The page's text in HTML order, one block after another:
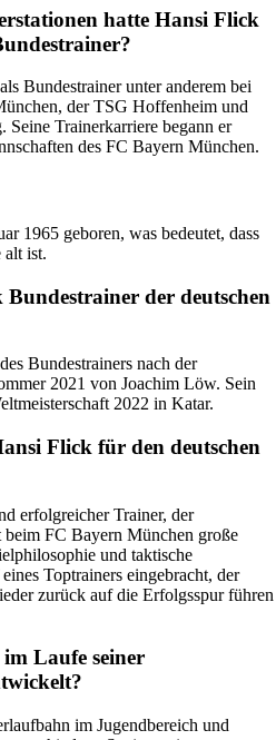
hatte Hansi Flick
Bundestrainer unter anderem bei
der TSG Hoffenheim und
Trainerkarriere begann er
des FC Bayern München.
1965 geboren, was bedeutet, dass
alt ist.
der deutschen
Bundestrainers nach der
2021 von Joachim Löw. Sein
2022 in Katar.
Flick für den deutschen
erfolgreicher Trainer, der
beim FC Bayern München große
und taktische
Toptrainers eingebracht, der
zurück auf die Erfolgsspur führen
Laufe seiner
im Jugendbereich und